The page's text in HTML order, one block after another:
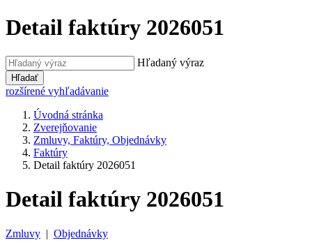
Detail faktúry 2026051
Hľadaný výraz
Hľadať
rozšírené vyhľadávanie
Úvodná stránka
Zverejňovanie
Zmluvy, Faktúry, Objednávky
Faktúry
Detail faktúry 2026051
Detail faktúry 2026051
Zmluvy | Objednávky